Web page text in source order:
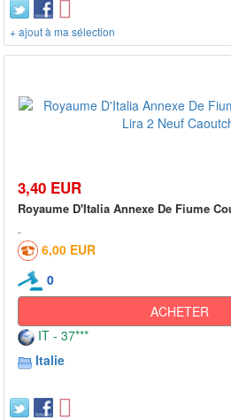
+ ajout à ma sélection
3,40 EUR
Royaume D'Italia Annexe De Fiume
6,00 EUR
0
ACHETER
IT - 37***
Italie